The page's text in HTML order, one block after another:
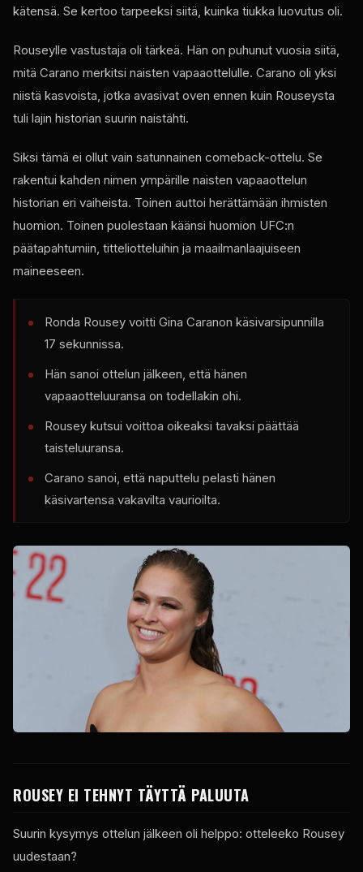
kätensä. Se kertoo tarpeeksi siitä, kuinka tiukka luovutus oli.
Rouseylle vastustaja oli tärkeä. Hän on puhunut vuosia siitä,
mitä Carano merkitsi naisten vapaaottelulle. Carano oli yksi
niistä kasvoista, jotka avasivat oven ennen kuin Rouseysta
tuli lajin historian suurin naistähti.
Siksi tämä ei ollut vain satunnainen comeback-ottelu. Se
rakentui kahden nimen ympärille naisten vapaaottelun
historian eri vaiheista. Toinen auttoi herättämään ihmisten
huomion. Toinen puolestaan ​​käänsi huomion UFC:n
päätapahtumiin, titteliotteluihin ja maailmanlaajuiseen
maineeseen.
Ronda Rousey voitti Gina Caranon käsivarsipunnilla
17 sekunnissa.
Hän sanoi ottelun jälkeen, että hänen
vapaaotteluuransa on todellakin ohi.
Rousey kutsui voittoa oikeaksi tavaksi päättää
taisteluuransa.
Carano sanoi, että naputtelu pelasti hänen
käsivartensa vakavilta vaurioilta.
ROUSEY EI TEHNYT TÄYTTÄ PALUUTA
Suurin kysymys ottelun jälkeen oli helppo: otteleeko Rousey
uudestaan?